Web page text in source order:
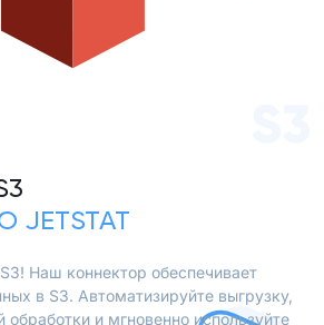
Наш коннектор обеспечивает
в S3. Автоматизируйте выгрузку,
обработки и мгновенно используйте